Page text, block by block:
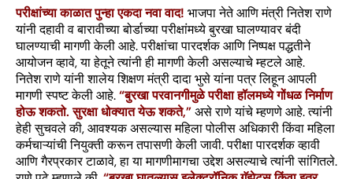
परीक्षांच्या काळात पुन्हा एकदा नवा वाद! भाजपा नेते आणि मंत्री नितेश राणे
यांनी दहावी व बारावीच्या बोर्डाच्या परीक्षांमध्ये बुरखा घालण्यावर बंदी
घालण्याची मागणी केली आहे. परीक्षांचा पारदर्शक आणि निष्पक्ष पद्धतीने
आयोजन व्हावे, या हेतूने त्यांनी ही मागणी केली असल्याचे म्हटले आहे.
नितेश राणे यांनी शालेय शिक्षण मंत्री दादा भुसे यांना पत्र लिहून आपली
मागणी स्पष्ट केली आहे.“बुरखा परवानगीमुळे परीक्षा हॉलमध्ये गोंधळ निर्माण
होऊ शकतो. सुरक्षा धोक्यात येऊ शकते,”असे राणे यांचे म्हणणे आहे. त्यांनी
हेही सुचवले की, आवश्यक असल्यास महिला पोलीस अधिकारी किंवा महिला
कर्मचाऱ्यांची नियुक्ती करून तपासणी केली जावी. परीक्षा पारदर्शक व्हावी
आणि गैरप्रकार टाळावे, हा या मागणीमागचा उद्देश असल्याचे त्यांनी सांगितले.